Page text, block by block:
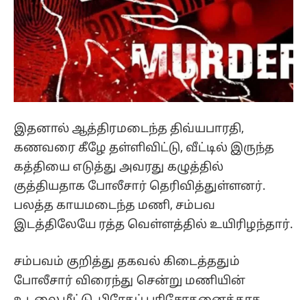
இதனால் ஆத்திரமடைந்த திவ்யபாரதி,
கணவரை கீழே தள்ளிவிட்டு, வீட்டில் இருந்த
கத்தியை எடுத்து அவரது கழுத்தில்
குத்தியதாக போலீசார் தெரிவித்துள்ளனர்.
பலத்த காயமடைந்த மணி, சம்பவ
இடத்திலேயே ரத்த வெள்ளத்தில் உயிரிழந்தார்.
சம்பவம் குறித்து தகவல் கிடைத்ததும்
போலீசார் விரைந்து சென்று மணியின்